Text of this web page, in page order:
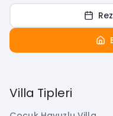
Villa Tipleri